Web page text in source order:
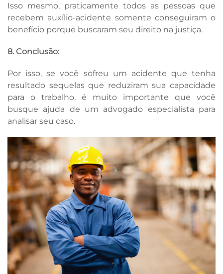
Isso mesmo, praticamente todos as pessoas que
recebem auxílio-acidente somente conseguiram o
benefício porque buscaram seu direito na justiça.
8. Conclusão:
Por isso, se você sofreu um acidente que tenha
resultado sequelas que reduziram sua capacidade
para o trabalho, é muito importante que você
busque ajuda de um advogado especialista para
analisar seu caso.